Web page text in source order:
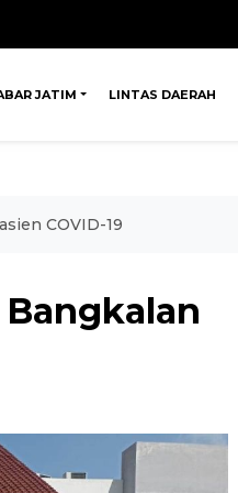
JATIM LINTAS DAERAH
COVID-19